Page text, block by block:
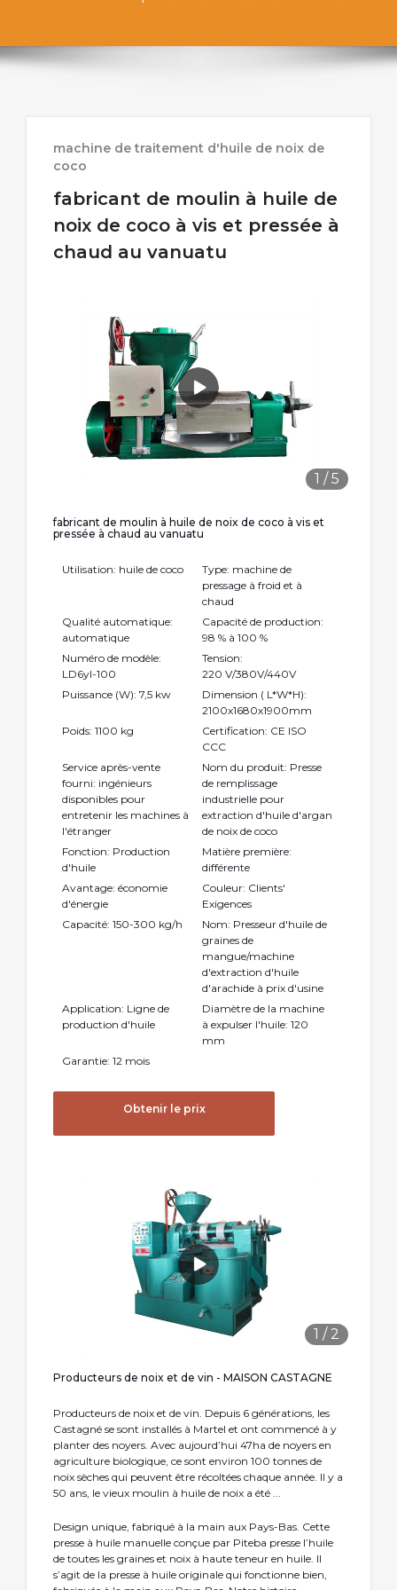
machine de traitement d'huile de noix de
coco
fabricant de moulin à huile de
noix de coco à vis et pressée à
chaud au vanuatu
1 /5
fabricant de moulin à huile de noix de coco à vis et
pressée à chaud au vanuatu
Utilisation: huile de coco
Type: machine de
pressage à froid et à
chaud
Qualité automatique:
automatique
Capacité de production:
98 % à 100 %
Numéro de modèle:
LD6yl-100
Tension:
220 V/380V/440V
Puissance (W): 7,5 kw
Dimension ( L*W*H):
2100x1680x1900mm
Poids: 1100 kg
Certification: CE ISO
CCC
Service après-vente
fourni: ingénieurs
disponibles pour
entretenir les machines à
l'étranger
Nom du produit: Presse
de remplissage
industrielle pour
extraction d'huile d'argan
de noix de coco
Fonction: Production
d'huile
Matière première:
différente
Avantage: économie
d'énergie
Couleur: Clients'
Exigences
Capacité: 150-300 kg/h
Nom: Presseur d'huile de
graines de
mangue/machine
d'extraction d'huile
d'arachide à prix d'usine
Application: Ligne de
production d'huile
Diamètre de la machine
à expulser l'huile: 120
mm
Garantie: 12 mois
Obtenir le prix
1 / 2
Producteurs de noix et de vin - MAISON CASTAGNE
Producteurs de noix et de vin. Depuis 6 générations, les
Castagné se sont installés à Martel et ont commencé à y
planter des noyers. Avec aujourd’hui 47ha de noyers en
agriculture biologique, ce sont environ 100 tonnes de
noix sèches qui peuvent être récoltées chaque année. Il y a
50 ans, le vieux moulin à huile de noix a été ...
Design unique, fabriqué à la main aux Pays-Bas. Cette
presse à huile manuelle conçue par Piteba presse l’huile
de toutes les graines et noix à haute teneur en huile. Il
s’agit de la presse à huile originale qui fonctionne bien,